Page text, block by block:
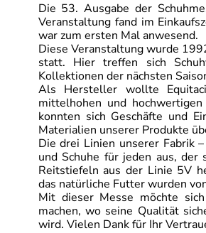
Die 53. Ausgabe der
Veranstaltung fand im
war zum ersten Mal anwesend.
Diese Veranstaltung wurde
statt. Hier treffen sich
Kollektionen der nächsten
Als Hersteller wollte
mittelhohen und
konnten sich Geschäfte und
Materialien unserer Produkte
Die drei Linien unserer Fabrik
und Schuhe für jeden aus,
Reitstiefeln aus der Linie 5V
das natürliche Futter wurden
Mit dieser Messe möchte
machen, wo seine Qualität
wird. Vielen Dank für Ihr